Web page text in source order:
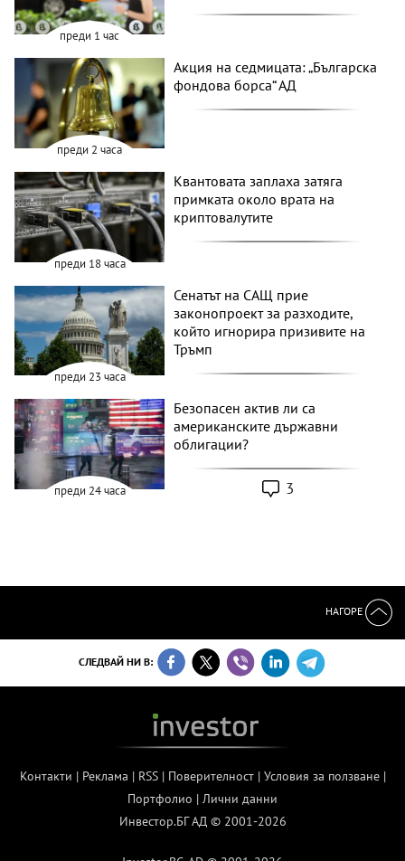
преди 1 час
преди 2 часа
Акция на седмицата: „Българска
фондова борса“ АД
преди 18 часа
Квантовата заплаха затяга
примката около врата на
криптовалутите
преди 23 часа
Сенатът на САЩ прие
законопроект за разходите,
който игнорира призивите на
Тръмп
преди 24 часа
Безопасен актив ли са
американските държавни
облигации?
3
НАГОРЕ
СЛЕДВАЙ НИ В:
Контакти | Реклама | RSS| Поверителност| Условия за ползване|
Портфолио | Лични данни
Инвестор.БГ АД © 2001-2026